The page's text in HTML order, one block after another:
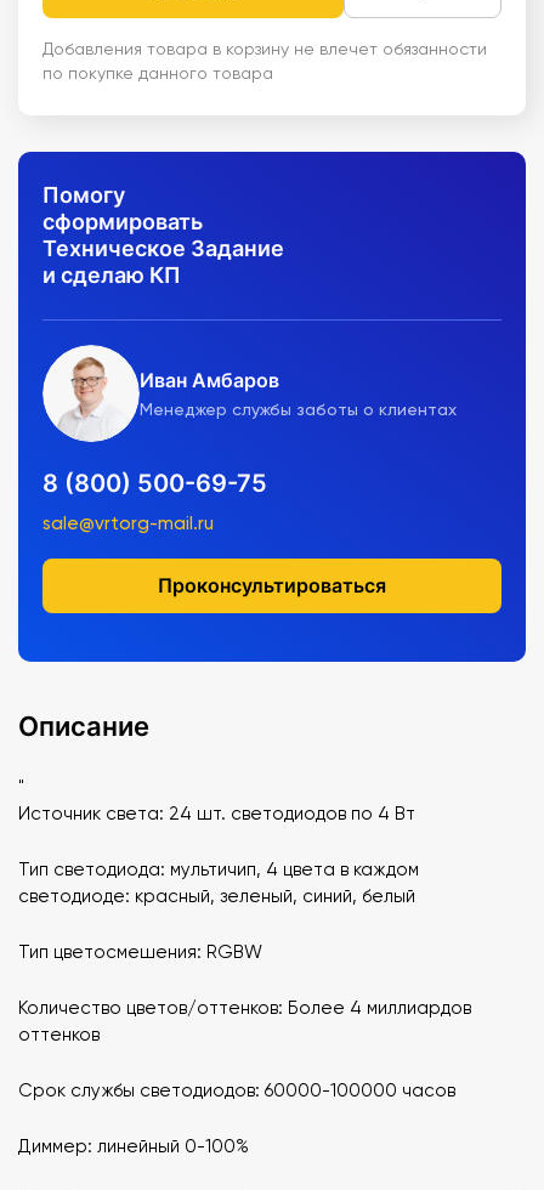
Добавления товара в корзину не влечет обязанности
по покупке данного товара
Помогу
сформировать
Техническое Задание
и сделаю КП
Иван Амбаров
Менеджер службы заботы о клиентах
8 (800) 500-69-75
sale@vrtorg-mail.ru
Проконсультироваться
Описание
"
Источник света: 24 шт. светодиодов по 4 Вт
Тип светодиода: мультичип, 4 цвета в каждом
светодиоде: красный, зеленый, синий, белый
Тип цветосмешения: RGBW
Количество цветов/оттенков: Более 4 миллиардов
оттенков
Срок службы светодиодов: 60000-100000 часов
Диммер: линейный 0-100%